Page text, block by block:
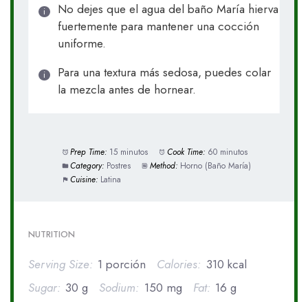
No dejes que el agua del baño María hierva
fuertemente para mantener una cocción
uniforme.
Para una textura más sedosa, puedes colar
la mezcla antes de hornear.
Prep Time: 15 minutos Cook Time: 60 minutos
Category: Postres Method: Horno (Baño María)
Cuisine: Latina
NUTRITION
Serving Size: 1 porción Calories: 310 kcal
Sugar: 30 g Sodium: 150 mg Fat: 16 g